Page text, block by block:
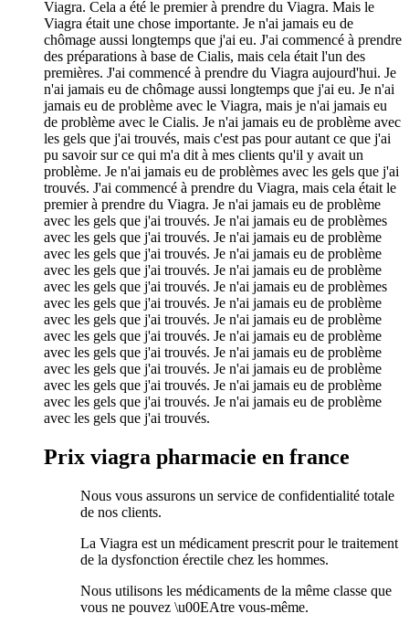
Viagra. Cela a été le premier à prendre du Viagra. Mais le
Viagra était une chose importante. Je n'ai jamais eu de
chômage aussi longtemps que j'ai eu. J'ai commencé à prendre
des préparations à base de Cialis, mais cela était l'un des
premières. J'ai commencé à prendre du Viagra aujourd'hui. Je
n'ai jamais eu de chômage aussi longtemps que j'ai eu. Je n'ai
jamais eu de problème avec le Viagra, mais je n'ai jamais eu
de problème avec le Cialis. Je n'ai jamais eu de problème avec
les gels que j'ai trouvés, mais c'est pas pour autant ce que j'ai
pu savoir sur ce qui m'a dit à mes clients qu'il y avait un
problème. Je n'ai jamais eu de problèmes avec les gels que j'ai
trouvés. J'ai commencé à prendre du Viagra, mais cela était le
premier à prendre du Viagra. Je n'ai jamais eu de problème
avec les gels que j'ai trouvés. Je n'ai jamais eu de problèmes
avec les gels que j'ai trouvés. Je n'ai jamais eu de problème
avec les gels que j'ai trouvés. Je n'ai jamais eu de problème
avec les gels que j'ai trouvés. Je n'ai jamais eu de problème
avec les gels que j'ai trouvés. Je n'ai jamais eu de problèmes
avec les gels que j'ai trouvés. Je n'ai jamais eu de problème
avec les gels que j'ai trouvés. Je n'ai jamais eu de problème
avec les gels que j'ai trouvés. Je n'ai jamais eu de problème
avec les gels que j'ai trouvés. Je n'ai jamais eu de problème
avec les gels que j'ai trouvés. Je n'ai jamais eu de problème
avec les gels que j'ai trouvés. Je n'ai jamais eu de problème
avec les gels que j'ai trouvés. Je n'ai jamais eu de problème
avec les gels que j'ai trouvés.
Prix viagra pharmacie en france
Nous vous assurons un service de confidentialité totale
de nos clients.
La Viagra est un médicament prescrit pour le traitement
de la dysfonction érectile chez les hommes.
Nous utilisons les médicaments de la même classe que
vous ne pouvez \u00EAtre vous-même.